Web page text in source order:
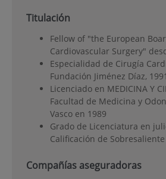
Titulación
Fellow of "the European
Cardiovascular Surgery"
Especialidad de Cirugía
Fundación Jiménez Díaz,
Licenciado en MEDICINA Y
Facultad de Medicina y
Vasco en 1989
Grado de Licenciatura en
Calificación de Sobresaliente
Compañías aseguradoras